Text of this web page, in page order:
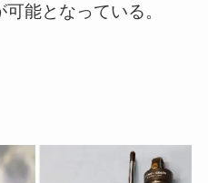
能となっている。